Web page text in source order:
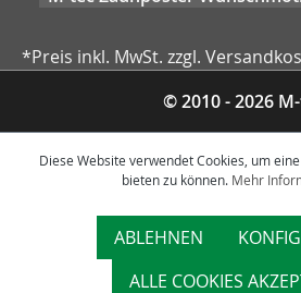
*Preis inkl. MwSt. zzgl.
© 2010 - 2026
Diese Website verwendet Cookies, um
bieten zu können. Mehr
ABLEHNEN
ALLE COOKIES